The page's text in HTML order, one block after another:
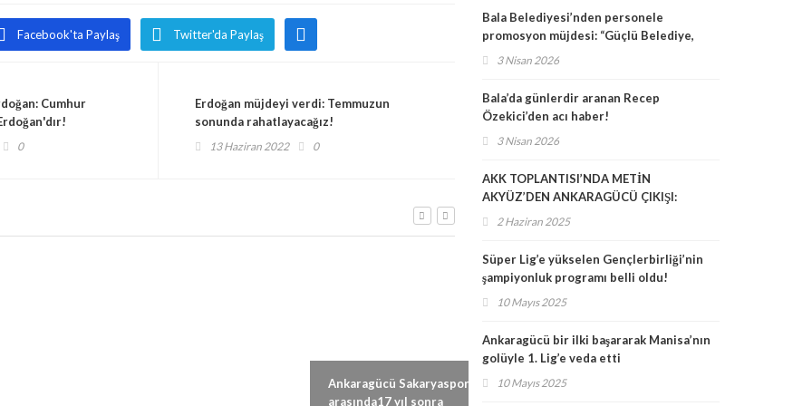
Facebook'ta Paylaş Twitter'da Paylaş
Cumhur
0
Erdoğan müjdeyi verdi: Temmuzun
sonunda rahatlayacağız!
13 Haziran 2022 0
etti
Telekom-Lietkabelis
24 Eylül 2024
Ankaragücü Sakaryaspor
kritik randevu!
21 Eylül 2024
Ankaragücü voleybolda
Bala Belediyesi’nden personele
promosyon müjdesi: “Güçlü Belediye,
Güçlü Promosyon”
3 Nisan 2026
Bala’da günlerdir aranan Recep
Özekici’den acı haber!
3 Nisan 2026
AKK TOPLANTISI’NDA METİN
AKYÜZ’DEN ANKARAGÜCÜ ÇIKIŞI:
ŞEHRİMİZİN MARKASIDIR, HERKESİN
2 Haziran 2025
Süper Lig’e yükselen Gençlerbirliği’nin
şampiyonluk programı belli oldu!
10 Mayıs 2025
Ankaragücü bir ilki başararak Manisa’nın
golüyle 1. Lig’e veda etti
10 Mayıs 2025